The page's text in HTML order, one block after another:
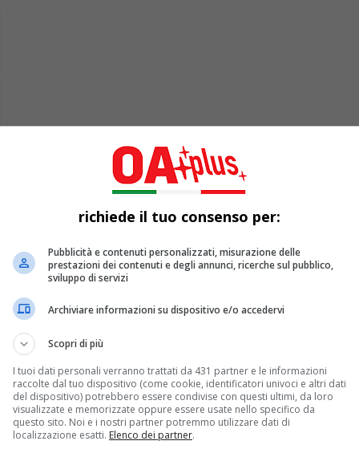
Marco Masini batte Enrico Ruggeri e
di finale di “Vorrei cantarti fra cent’anni” tra Enrico
richiede il tuo consenso per:
Pubblicità e contenuti personalizzati, misurazione delle
prestazioni dei contenuti e degli annunci, ricerche sul pubblico,
sviluppo di servizi
Archiviare informazioni su dispositivo e/o accedervi
Scopri di più
I tuoi dati personali verranno trattati da 431 partner e le informazioni
raccolte dal tuo dispositivo (come cookie, identificatori univoci e altri dati
del dispositivo) potrebbero essere condivise con questi ultimi, da loro
visualizzate e memorizzate oppure essere usate nello specifico da
questo sito. Noi e i nostri partner potremmo utilizzare dati di
localizzazione esatti. Elenco dei partner.